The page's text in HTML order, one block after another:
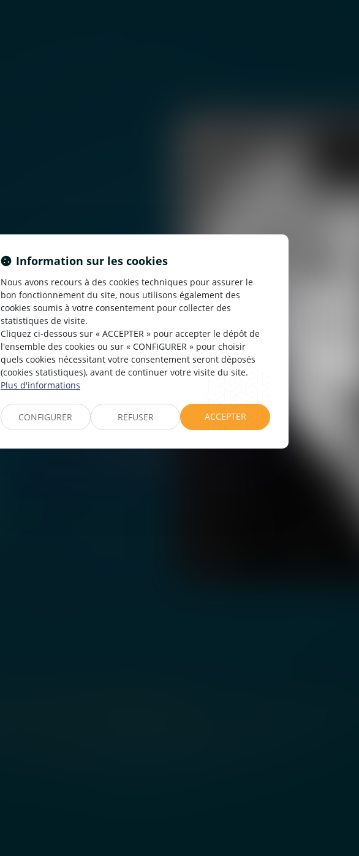
DEMAS
Information sur les cookies
Nous avons recours à des cookies techniques pour assurer le
bon fonctionnement du site, nous utilisons également des
cookies soumis à votre consentement pour collecter des
statistiques de visite.
Cliquez ci-dessous sur « ACCEPTER » pour accepter le dépôt de
l'ensemble des cookies ou sur « CONFIGURER » pour choisir
quels cookies nécessitant votre consentement seront déposés
(cookies statistiques), avant de continuer votre visite du site.
Plus d'informations
CONFIGURER REFUSER ACCEPTER